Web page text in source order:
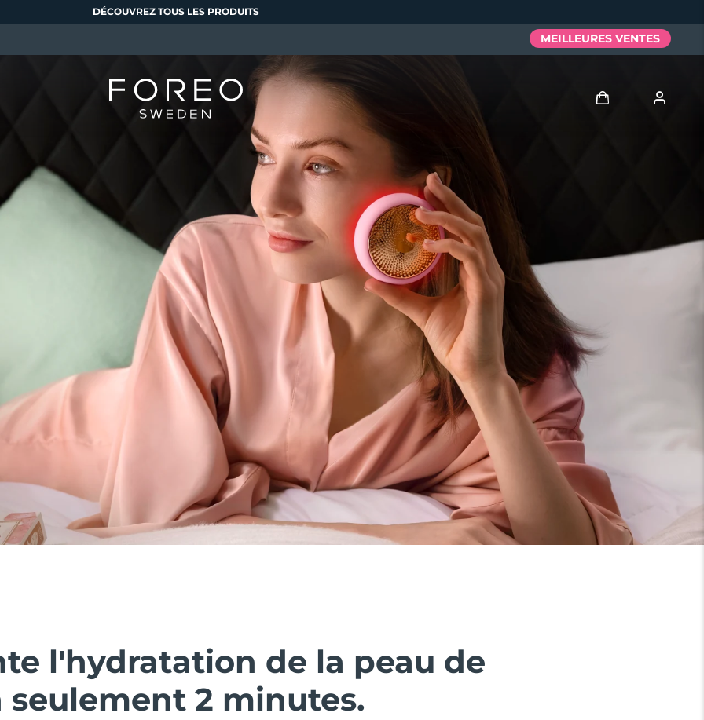
l'hydratation de la peau de
seulement 2 minutes.
DÉCOUVREZ TOUS LES PRODUITS
MEILLEURES VENTES
Mes commandes
Mes abonnements